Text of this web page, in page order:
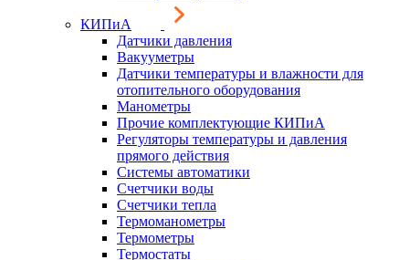
КИПиА
Датчики давления
Вакууметры
Датчики температуры и влажности для
отопительного оборудования
Манометры
Прочие комплектующие КИПиА
Регуляторы температуры и давления
прямого действия
Системы автоматики
Счетчики воды
Счетчики тепла
Термоманометры
Термометры
Термостаты